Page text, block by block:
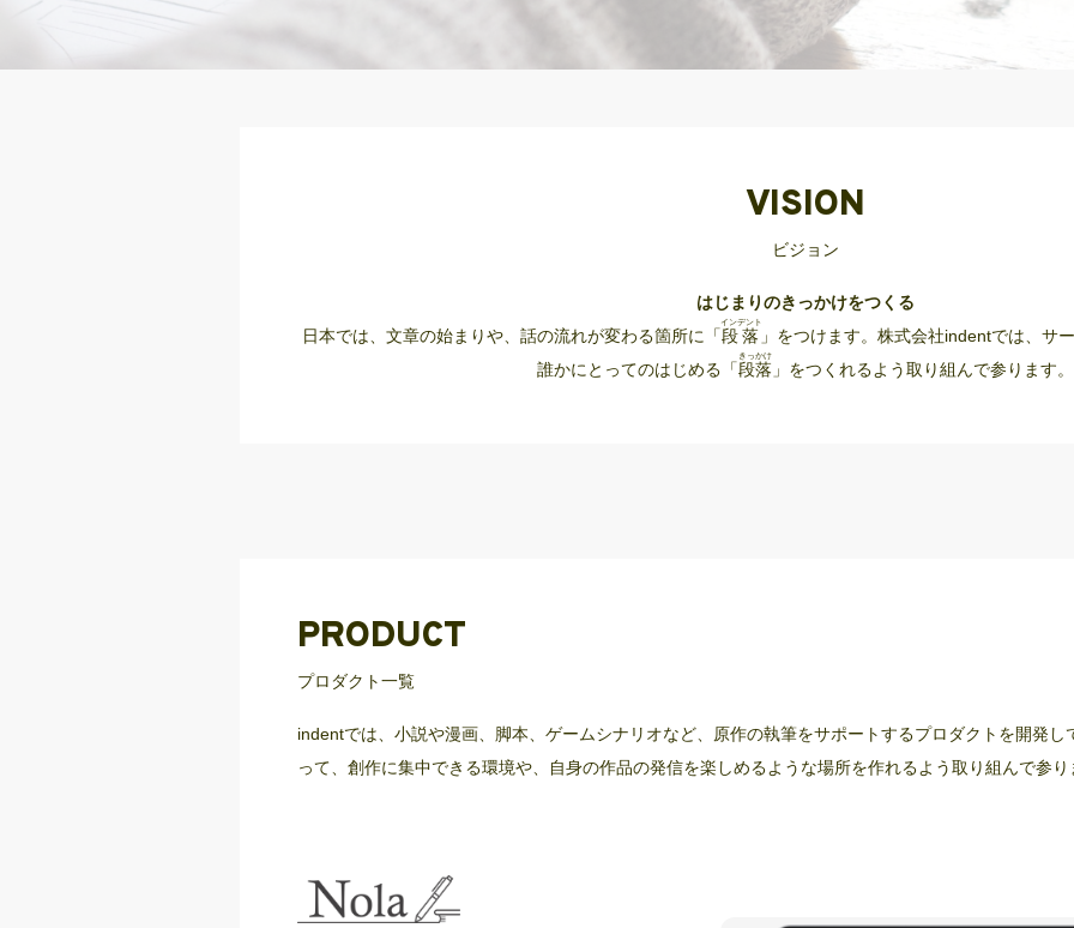
VISION
ビジョン
はじまりのきっかけをつくる
日本では、文章の始まりや、話の流れが変わる箇所に「段落
インデント
」をつけます。株式会社indentでは、サ
誰かにとってのはじめる「段落
きっかけ
」をつくれるよう取り組んで参ります。
PRODUCT
プロダクト一覧
indentでは、小説や漫画、脚本、ゲームシナリオなど、原作の執筆をサポートするプロダクトを開発
って、創作に集中できる環境や、自身の作品の発信を楽しめるような場所を作れるよう取り組んで参